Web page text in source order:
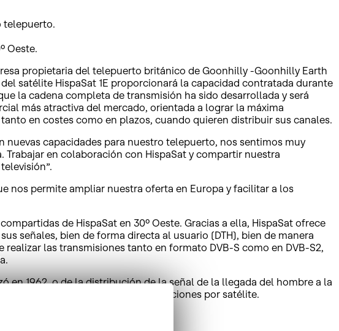
telepuerto.
Oeste.
propietaria del telepuerto británico de Goonhilly -Goonhilly Earth
satélite HispaSat 1E proporcionará la capacidad contratada durante
la cadena completa de transmisión ha sido desarrollada y será
más atractiva del mercado, orientada a lograr la máxima
en costes como en plazos, cuando quieren distribuir sus canales.
nuevas capacidades para nuestro telepuerto, nos sentimos muy
en colaboración con HispaSat y compartir nuestra
nos permite ampliar nuestra oferta en Europa y facilitar a los
de HispaSat en 30º Oeste. Gracias a ella, HispaSat ofrece
señales, bien de forma directa al usuario (DTH), bien de manera
las transmisiones tanto en formato DVB-S como en DVB-S2,
en 1962, o de la distribución de la señal de la llegada del hombre a la
como telepuerto para comunicaciones por satélite.